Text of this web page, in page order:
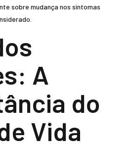
sobre mudança nos sintomas
A
do
Vida